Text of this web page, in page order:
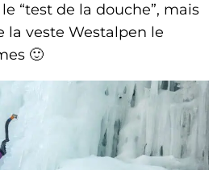
“test de la douche”, mais
la veste Westalpen le
🙂